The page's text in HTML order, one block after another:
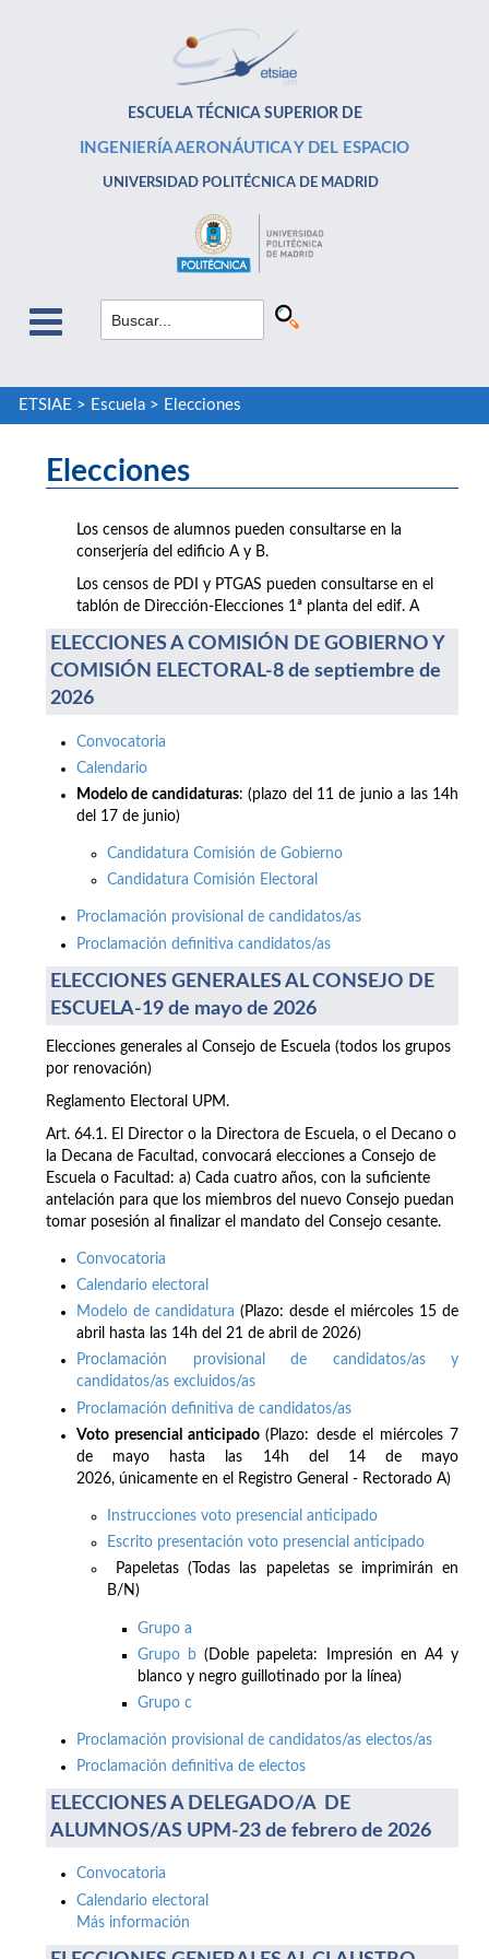
ESCUELA TÉCNICA SUPERIOR DE
INGENIERÍA AERONÁUTICA Y DEL ESPACIO
UNIVERSIDAD POLITÉCNICA DE MADRID
ETSIAE > Escuela> Elecciones
Elecciones
Los censos de alumnos pueden consultarse en la
conserjería del edificio A y B.
Los censos de PDI y PTGAS pueden consultarse en el
tablón de Dirección-Elecciones 1ª planta del edif. A
ELECCIONES A COMISIÓN DE GOBIERNO Y
COMISIÓN ELECTORAL-8 de septiembre de
2026
Convocatoria
Calendario
Modelo de candidaturas: (plazo del 11 de junio a las 14h
del 17 de junio)
Candidatura Comisión de Gobierno
Candidatura Comisión Electoral
Proclamación provisional de candidatos/as
Proclamación definitiva candidatos/as
ELECCIONES GENERALES AL CONSEJO DE
ESCUELA-19 de mayo de 2026
Elecciones generales al Consejo de Escuela (todos los grupos
por renovación)
Reglamento Electoral UPM.
Art. 64.1. El Director o la Directora de Escuela, o el Decano o
la Decana de Facultad, convocará elecciones a Consejo de
Escuela o Facultad: a) Cada cuatro años, con la suficiente
antelación para que los miembros del nuevo Consejo puedan
tomar posesión al finalizar el mandato del Consejo cesante.
Convocatoria
Calendario electoral
Modelo de candidatura (Plazo: desde el miércoles 15 de
abril hasta las 14h del 21 de abril de 2026)
Proclamación provisional de candidatos/as y
candidatos/as excluidos/as
Proclamación definitiva de candidatos/as
Voto presencial anticipado(Plazo: desde el miércoles 7
de mayo hasta las 14h del 14 de mayo
2026, únicamente en el Registro General - Rectorado A)
Instrucciones voto presencial anticipado
Escrito presentación voto presencial anticipado
Papeletas (Todas las papeletas se imprimirán en
B/N)
Grupo a
Grupo b (Doble papeleta: Impresión en A4 y
blanco y negro guillotinado por la línea)
Grupo c
Proclamación provisional de candidatos/as electos/as
Proclamación definitiva de electos
ELECCIONES A DELEGADO/A DE
ALUMNOS/AS UPM-23 de febrero de 2026
Convocatoria
Calendario electoral
Más información